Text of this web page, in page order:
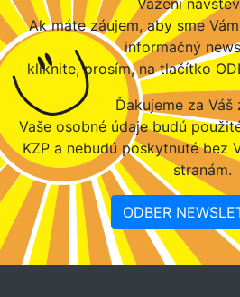
Vážení
Ak máte záujem, aby sme
informačný
kliknite, prosím, na tlačítko
Ďakujeme za Váš
Vaše osobné údaje budú
KZP a nebudú poskytnuté bez
stranám.
ODBER